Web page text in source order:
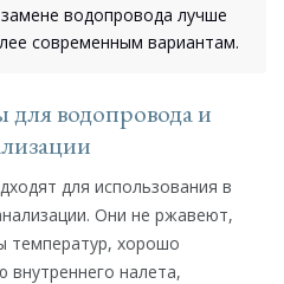
водопровода лучше
современным вариантам.
водопровода и
для использования в
Они не ржавеют,
температур, хорошо
налета,